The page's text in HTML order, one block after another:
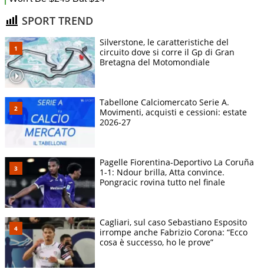
SPORT TREND
Silverstone, le caratteristiche del
circuito dove si corre il Gp di Gran
Bretagna del Motomondiale
Tabellone Calciomercato Serie A.
Movimenti, acquisti e cessioni: estate
2026-27
Pagelle Fiorentina-Deportivo La Coruña
1-1: Ndour brilla, Atta convince.
Pongracic rovina tutto nel finale
Cagliari, sul caso Sebastiano Esposito
irrompe anche Fabrizio Corona: “Ecco
cosa è successo, ho le prove”